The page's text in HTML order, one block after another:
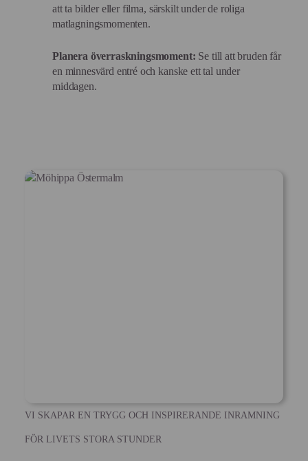
att ta bilder eller filma, särskilt under de roliga
matlagningsmomenten.
Planera överraskningsmoment: Se till att bruden får
en minnesvärd entré och kanske ett tal under
middagen.
VI SKAPAR EN TRYGG OCH INSPIRERANDE INRAMNING
FÖR LIVETS STORA STUNDER